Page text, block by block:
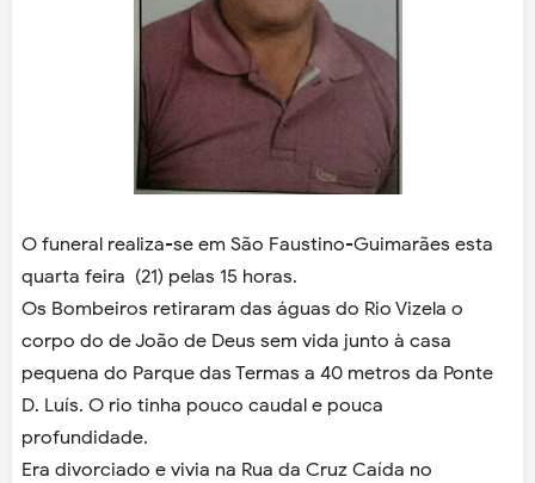
O funeral realiza-se em São Faustino-Guimarães esta
quarta feira (21) pelas 15 horas.
Os Bombeiros retiraram das águas do Rio Vizela o
corpo do de João de Deus sem vida junto à casa
pequena do Parque das Termas a 40 metros da Ponte
D. Luís. O rio tinha pouco caudal e pouca
profundidade.
Era divorciado e vivia na Rua da Cruz Caída no